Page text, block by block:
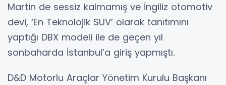
Martin de sessiz kalmamış ve İngiliz otomotiv
devi, ‘En Teknolojik SUV’ olarak tanıtımını
yaptığı DBX modeli ile de geçen yıl
sonbaharda İstanbul’a giriş yapmıştı.
D&D Motorlu Araçlar Yönetim Kurulu Başkanı